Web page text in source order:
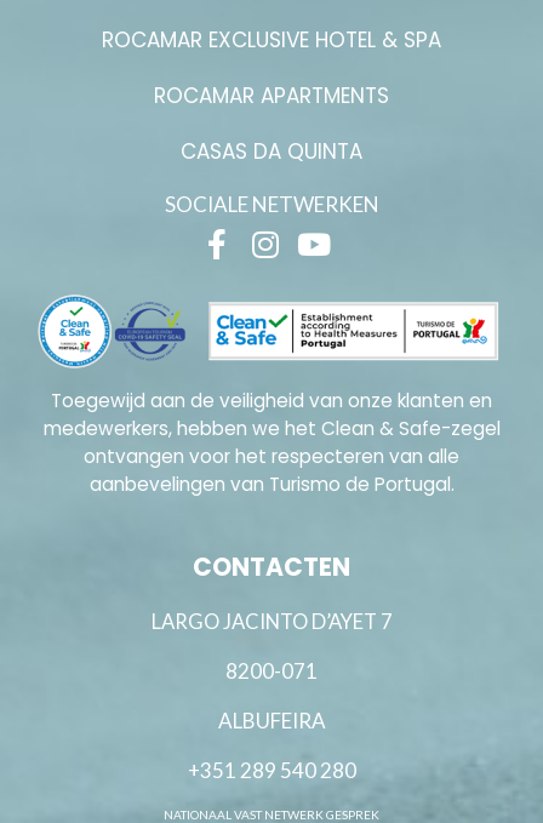
ROCAMAR EXCLUSIVE HOTEL & SPA
ROCAMAR APARTMENTS
CASAS DA QUINTA
SOCIALE NETWERKEN
Toegewijd aan de veiligheid van onze klanten en
medewerkers, hebben we het Clean & Safe-zegel
ontvangen voor het respecteren van alle
aanbevelingen van Turismo de Portugal.
CONTACTEN
LARGO JACINTO D’AYET 7
8200-071
ALBUFEIRA
+351 289 540 280
NATIONAAL VAST NETWERK GESPREK